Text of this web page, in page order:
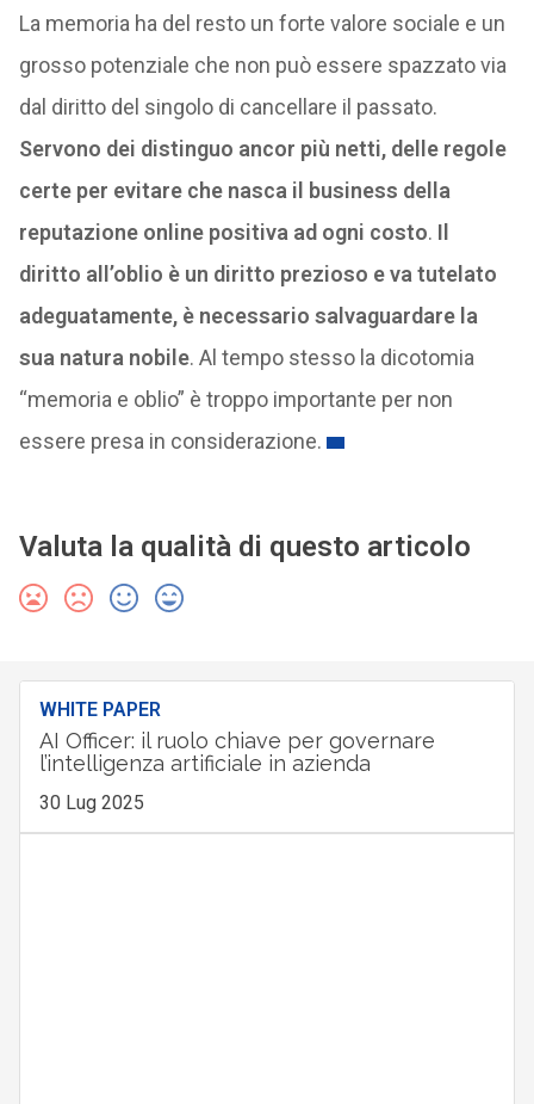
La memoria ha del resto un forte valore sociale e un
grosso potenziale che non può essere spazzato via
dal diritto del singolo di cancellare il passato.
Servono dei distinguo ancor più netti, delle regole
certe per evitare che nasca il business della
reputazione online positiva ad ogni costo. Il
diritto all’oblio è un diritto prezioso e va tutelato
adeguatamente, è necessario salvaguardare la
sua natura nobile. Al tempo stesso la dicotomia
“memoria e oblio” è troppo importante per non
essere presa in considerazione.
Valuta la qualità di questo articolo
WHITE PAPER
AI Officer: il ruolo chiave per governare
l’intelligenza artificiale in azienda
30 Lug 2025